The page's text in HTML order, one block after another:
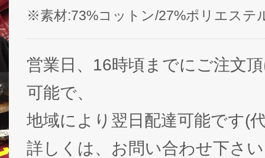
※素材:73%コットン/27%ポリエステ
営業日、16時頃までにご注文
可能で、
地域により翌日配達可能です(
詳しくは、お問い合わせ下さ